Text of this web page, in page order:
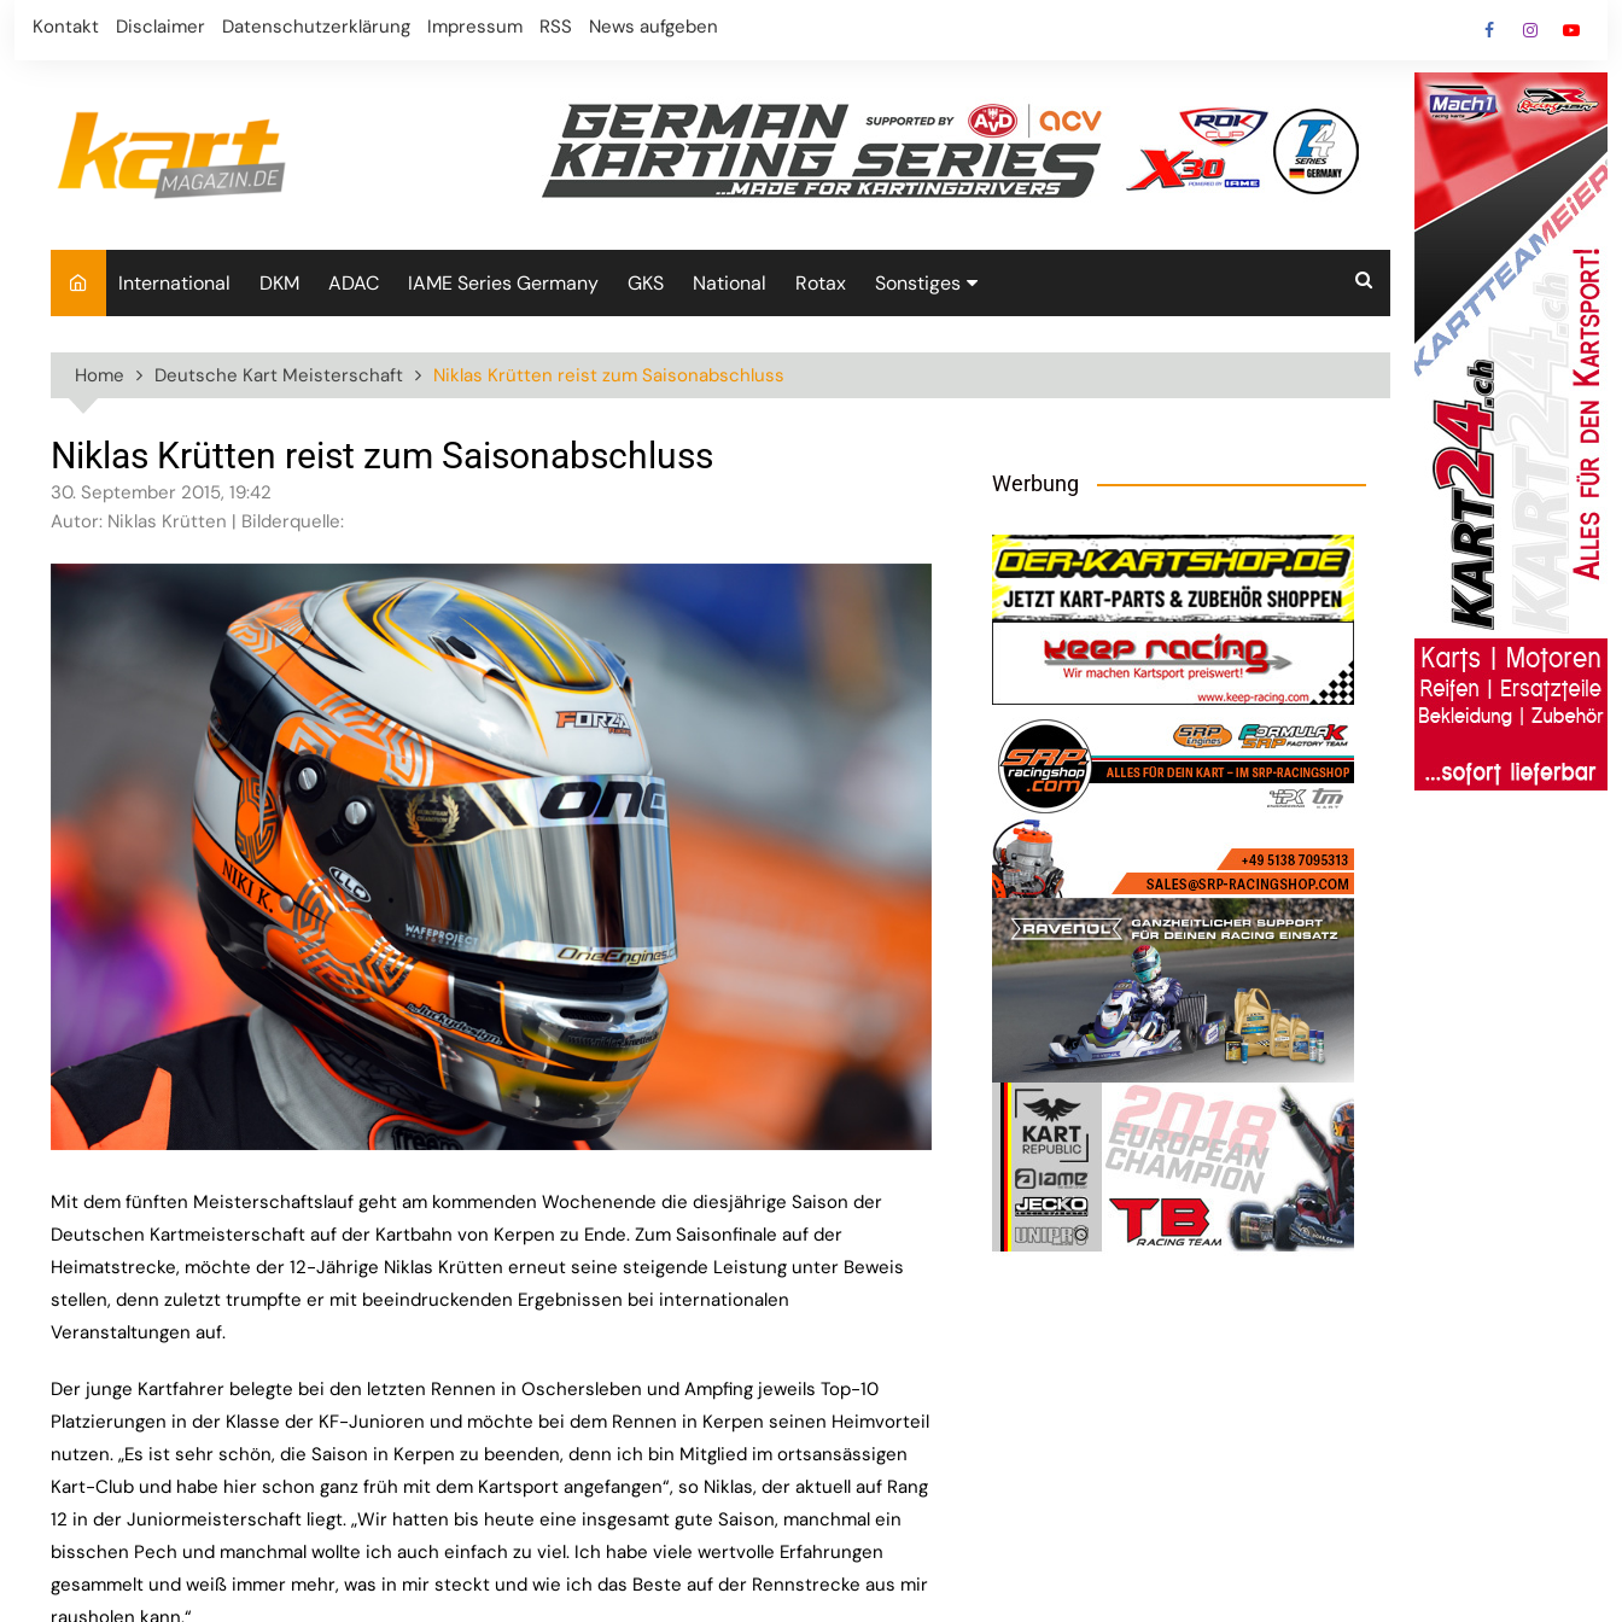
Skip
Kontakt Disclaimer Datenschutzerklärung Impressum RSS News aufgeben
International DKM ADAC IAME Series Germany GKS National Rotax Sonstiges
Home Deutsche Kart Meisterschaft Niklas Krütten reist zum Saisonabschluss
Niklas Krütten reist zum Saisonabschluss
30. September 2015, 19:42
Autor: Niklas Krütten | Bilderquelle:
Mit dem fünften Meisterschaftslauf geht am kommenden Wochenende die diesjährige Saison der
Deutschen Kartmeisterschaft auf der Kartbahn von Kerpen zu Ende. Zum Saisonfinale auf der
Heimatstrecke, möchte der 12-Jährige Niklas Krütten erneut seine steigende Leistung unter Beweis
stellen, denn zuletzt trumpfte er mit beeindruckenden Ergebnissen bei internationalen
Veranstaltungen auf.
Der junge Kartfahrer belegte bei den letzten Rennen in Oschersleben und Ampfing jeweils Top-10
Platzierungen in der Klasse der KF-Junioren und möchte bei dem Rennen in Kerpen seinen Heimvorteil
nutzen. „Es ist sehr schön, die Saison in Kerpen zu beenden, denn ich bin Mitglied im ortsansässigen
Kart-Club und habe hier schon ganz früh mit dem Kartsport angefangen“, so Niklas, der aktuell auf Rang
12 in der Juniormeisterschaft liegt. „Wir hatten bis heute eine insgesamt gute Saison, manchmal ein
bisschen Pech und manchmal wollte ich auch einfach zu viel. Ich habe viele wertvolle Erfahrungen
gesammelt und weiß immer mehr, was in mir steckt und wie ich das Beste auf der Rennstrecke aus mir
Werbung